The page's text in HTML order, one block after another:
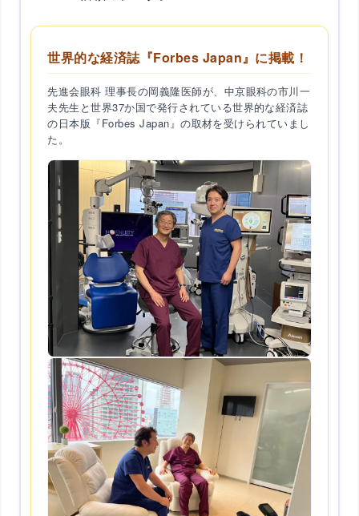
世界的な経済誌『Forbes Japan』に掲載！
先進会眼科 理事長の岡義隆医師が、中京眼科の市川一
夫先生と世界37か国で発行されている世界的な経済誌
の日本版『Forbes Japan』の取材を受けられていまし
た。